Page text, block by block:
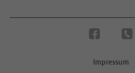
Impressum